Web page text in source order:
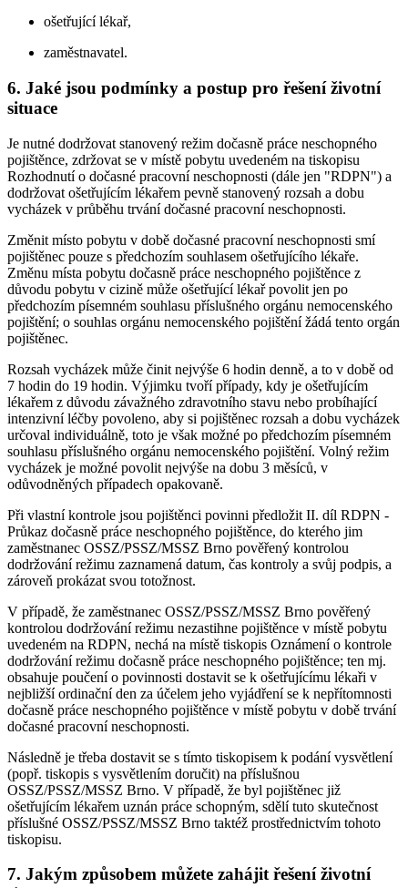
ošetřující lékař,
zaměstnavatel.
6. Jaké jsou podmínky a postup pro řešení životní
situace
Je nutné dodržovat stanovený režim dočasně práce neschopného
pojištěnce, zdržovat se v místě pobytu uvedeném na tiskopisu
Rozhodnutí o dočasné pracovní neschopnosti (dále jen "RDPN") a
dodržovat ošetřujícím lékařem pevně stanovený rozsah a dobu
vycházek v průběhu trvání dočasné pracovní neschopnosti.
Změnit místo pobytu v době dočasné pracovní neschopnosti smí
pojištěnec pouze s předchozím souhlasem ošetřujícího lékaře.
Změnu místa pobytu dočasně práce neschopného pojištěnce z
důvodu pobytu v cizině může ošetřující lékař povolit jen po
předchozím písemném souhlasu příslušného orgánu nemocenského
pojištění; o souhlas orgánu nemocenského pojištění žádá tento orgán
pojištěnec.
Rozsah vycházek může činit nejvýše 6 hodin denně, a to v době od
7 hodin do 19 hodin. Výjimku tvoří případy, kdy je ošetřujícím
lékařem z důvodu závažného zdravotního stavu nebo probíhající
intenzivní léčby povoleno, aby si pojištěnec rozsah a dobu vycházek
určoval individuálně, toto je však možné po předchozím písemném
souhlasu příslušného orgánu nemocenského pojištění. Volný režim
vycházek je možné povolit nejvýše na dobu 3 měsíců, v
odůvodněných případech opakovaně.
Při vlastní kontrole jsou pojištěnci povinni předložit II. díl RDPN -
Průkaz dočasně práce neschopného pojištěnce, do kterého jim
zaměstnanec OSSZ/PSSZ/MSSZ Brno pověřený kontrolou
dodržování režimu zaznamená datum, čas kontroly a svůj podpis, a
zároveň prokázat svou totožnost.
V případě, že zaměstnanec OSSZ/PSSZ/MSSZ Brno pověřený
kontrolou dodržování režimu nezastihne pojištěnce v místě pobytu
uvedeném na RDPN, nechá na místě tiskopis Oznámení o kontrole
dodržování režimu dočasně práce neschopného pojištěnce; ten mj.
obsahuje poučení o povinnosti dostavit se k ošetřujícímu lékaři v
nejbližší ordinační den za účelem jeho vyjádření se k nepřítomnosti
dočasně práce neschopného pojištěnce v místě pobytu v době trvání
dočasné pracovní neschopnosti.
Následně je třeba dostavit se s tímto tiskopisem k podání vysvětlení
(popř. tiskopis s vysvětlením doručit) na příslušnou
OSSZ/PSSZ/MSSZ Brno. V případě, že byl pojištěnec již
ošetřujícím lékařem uznán práce schopným, sdělí tuto skutečnost
příslušné OSSZ/PSSZ/MSSZ Brno taktéž prostřednictvím tohoto
tiskopisu.
7. Jakým způsobem můžete zahájit řešení životní